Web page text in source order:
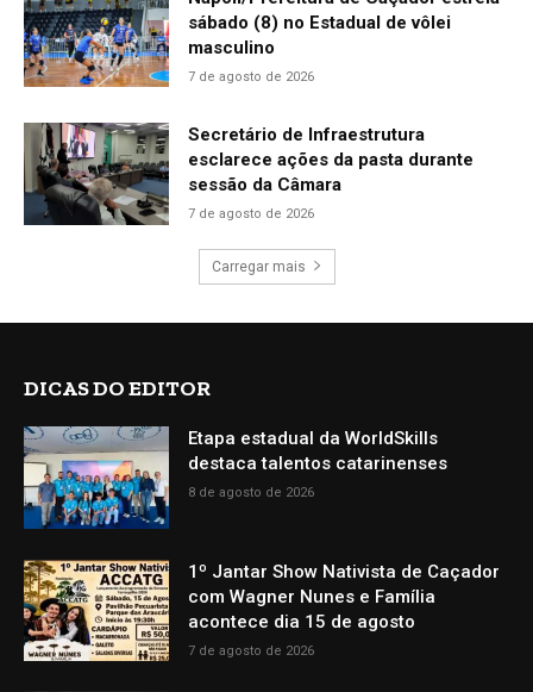
sábado (8) no Estadual de vôlei
masculino
7 de agosto de 2026
Secretário de Infraestrutura
esclarece ações da pasta durante
sessão da Câmara
7 de agosto de 2026
Carregar mais
DICAS DO EDITOR
Etapa estadual da WorldSkills
destaca talentos catarinenses
8 de agosto de 2026
1º Jantar Show Nativista de Caçador
com Wagner Nunes e Família
acontece dia 15 de agosto
7 de agosto de 2026